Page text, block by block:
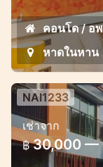
คอนโด / อ
หาดในหาน
Brand
NAI1233
เช่าจาก
฿ 30,000 —